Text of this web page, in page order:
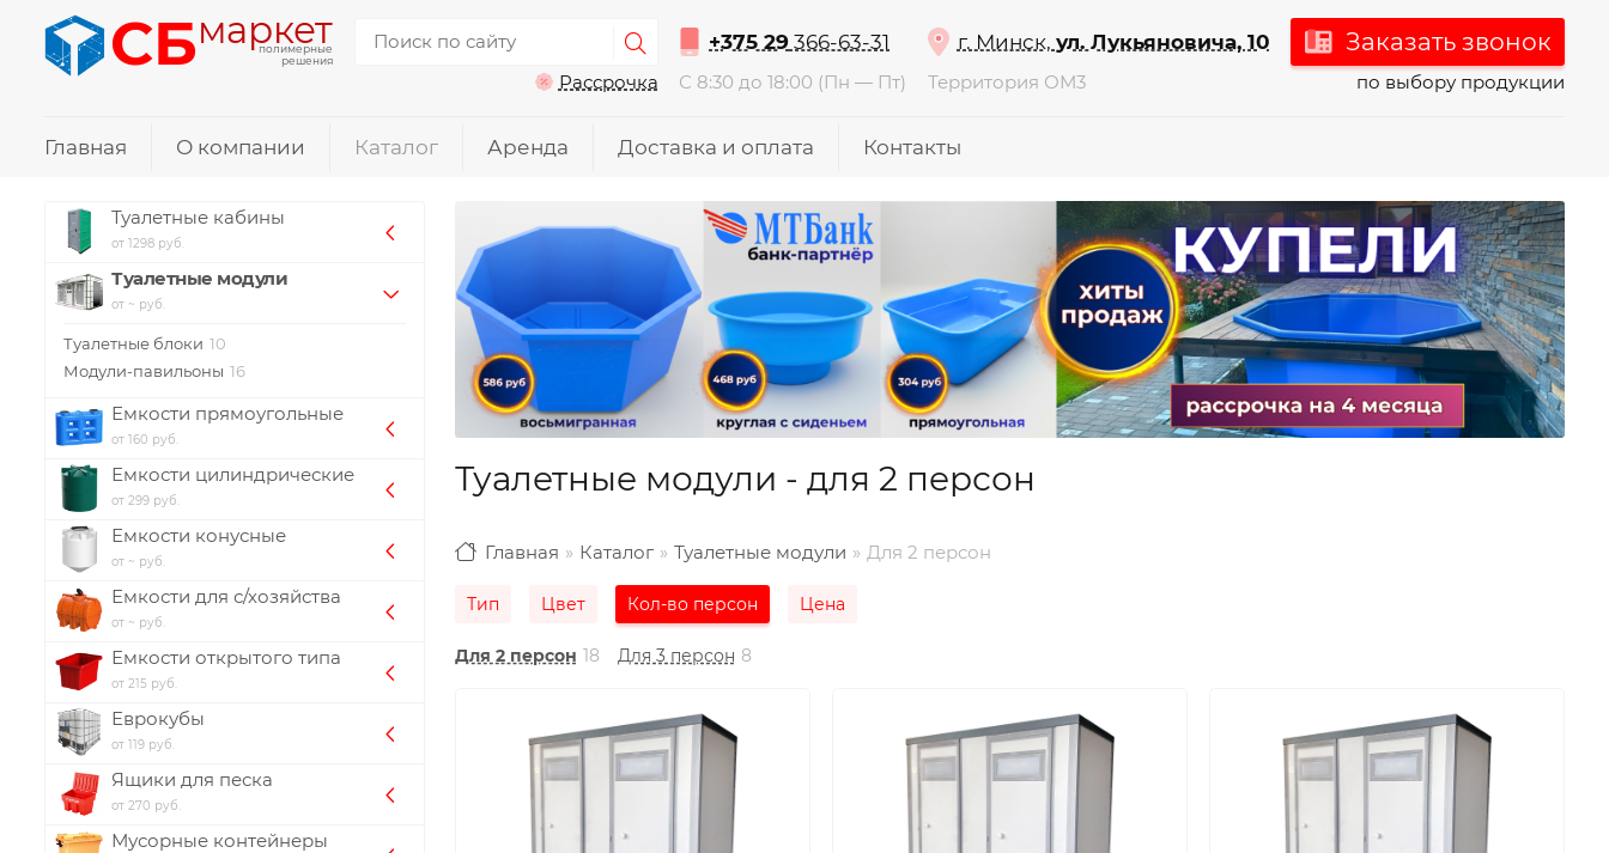
СБмаркет
полимерные
решения
Рассрочка
+375 29 366-63-31
С 8:30 до 18:00 (Пн — Пт)
г. Минск, ул. Лукьяновича, 10
Территория ОМ3
Заказать звонок
по выбору продукции
Главная О компании Каталог Аренда Доставка и оплата Контакты
Туалетные кабины
от 1298 руб.
Туалетные модули
от ~ руб.
Туалетные блоки 10
Модули-павильоны 16
Емкости прямоугольные
от 160 руб.
Емкости цилиндрические
от 299 руб.
Емкости конусные
от ~ руб.
Емкости для с/хозяйства
от ~ руб.
Емкости открытого типа
от 215 руб.
Еврокубы
от 119 руб.
Ящики для песка
от 270 руб.
Мусорные контейнеры
Туалетные модули - для 2 персон
Главная Каталог Туалетные модули Для 2 персон
Тип Цвет Кол-во персон Цена
Для 2 персон 18 Для 3 персон 8